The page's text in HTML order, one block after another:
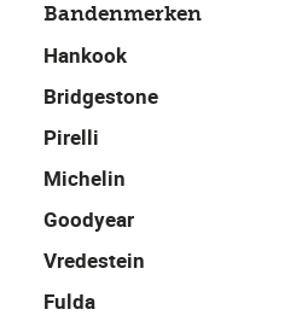
Bandenmerken
Hankook
Bridgestone
Pirelli
Michelin
Goodyear
Vredestein
Fulda